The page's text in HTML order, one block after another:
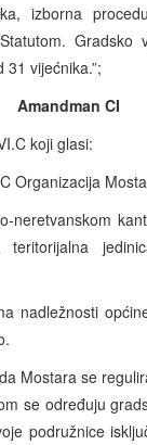
izborna
Gradsko
vijećnika.”;
Amandman CI
koji glasi:
Organizacija
teritorijalna
se
se određuju
podružnice